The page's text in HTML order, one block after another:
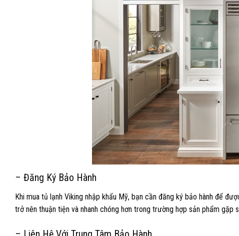
– Đăng Ký Bảo Hành
Khi mua tủ lạnh Viking nhập khẩu Mỹ, bạn cần đăng ký bảo hành để
trở nên thuận tiện và nhanh chóng hơn trong trường hợp sản phẩm gặp